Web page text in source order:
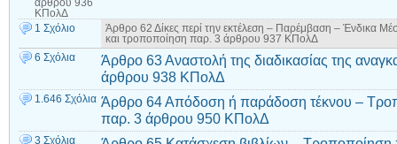
άρθρου 936
ΚΠολΔ
1 Σχόλιο
Άρθρο 62 Δίκες περί την εκτέλεση – Παρέμβαση – Ένδικα
και τροποποίηση παρ. 3 άρθρου 937 ΚΠολΔ
6 Σχόλια
Άρθρο 63 Αναστολή της διαδικασίας της
άρθρου 938 ΚΠολΔ
1.646 Σχόλια Άρθρο 64 Απόδοση ή παράδοση τέκνου –
παρ. 3 άρθρου 950 ΚΠολΔ
3 Σχόλια